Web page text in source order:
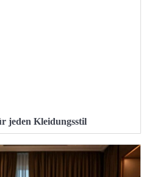
jeden Kleidungsstil